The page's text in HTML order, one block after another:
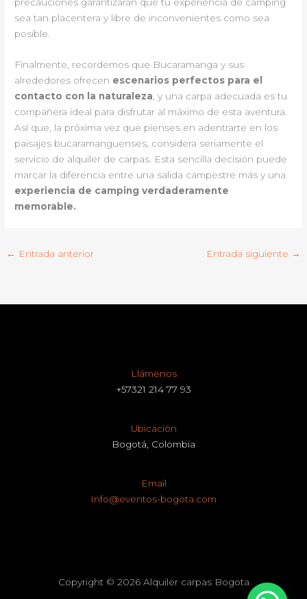
sea tan placentera y libre de inconvenientes como sea
posible.
Finalmente, recordemos que Bucaramanga y sus
alrededores ofrecen escenarios perfectos para el
contacto con la naturaleza , y una carpa adecuada es tu
compañera ideal para disfrutar al máximo de esta aventura.
Así que, la próxima vez que pienses en adentrarte en los
paisajes bucaramanguenses, considera seriamente el
servicio de alquiler de carpas. Esta sencilla decisión puede
marcar la diferencia entre una salida campestre más y una
experiencia de camping verdaderamente
memorable.
← Entrada anterior Entrada siguiente →
Llámenos
+57321 214 77 93
Ubicación
Bogotá, Colombia
Email
Info@eventos-bogota.com
Copyright © 2026 Alquiler carpas Bogota